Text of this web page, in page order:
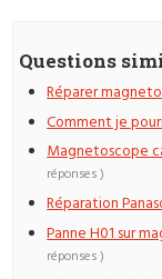
Questions
Réparer
Comment je
Magnetoscope
réponses )
Réparation
Panne H01 sur
réponses )